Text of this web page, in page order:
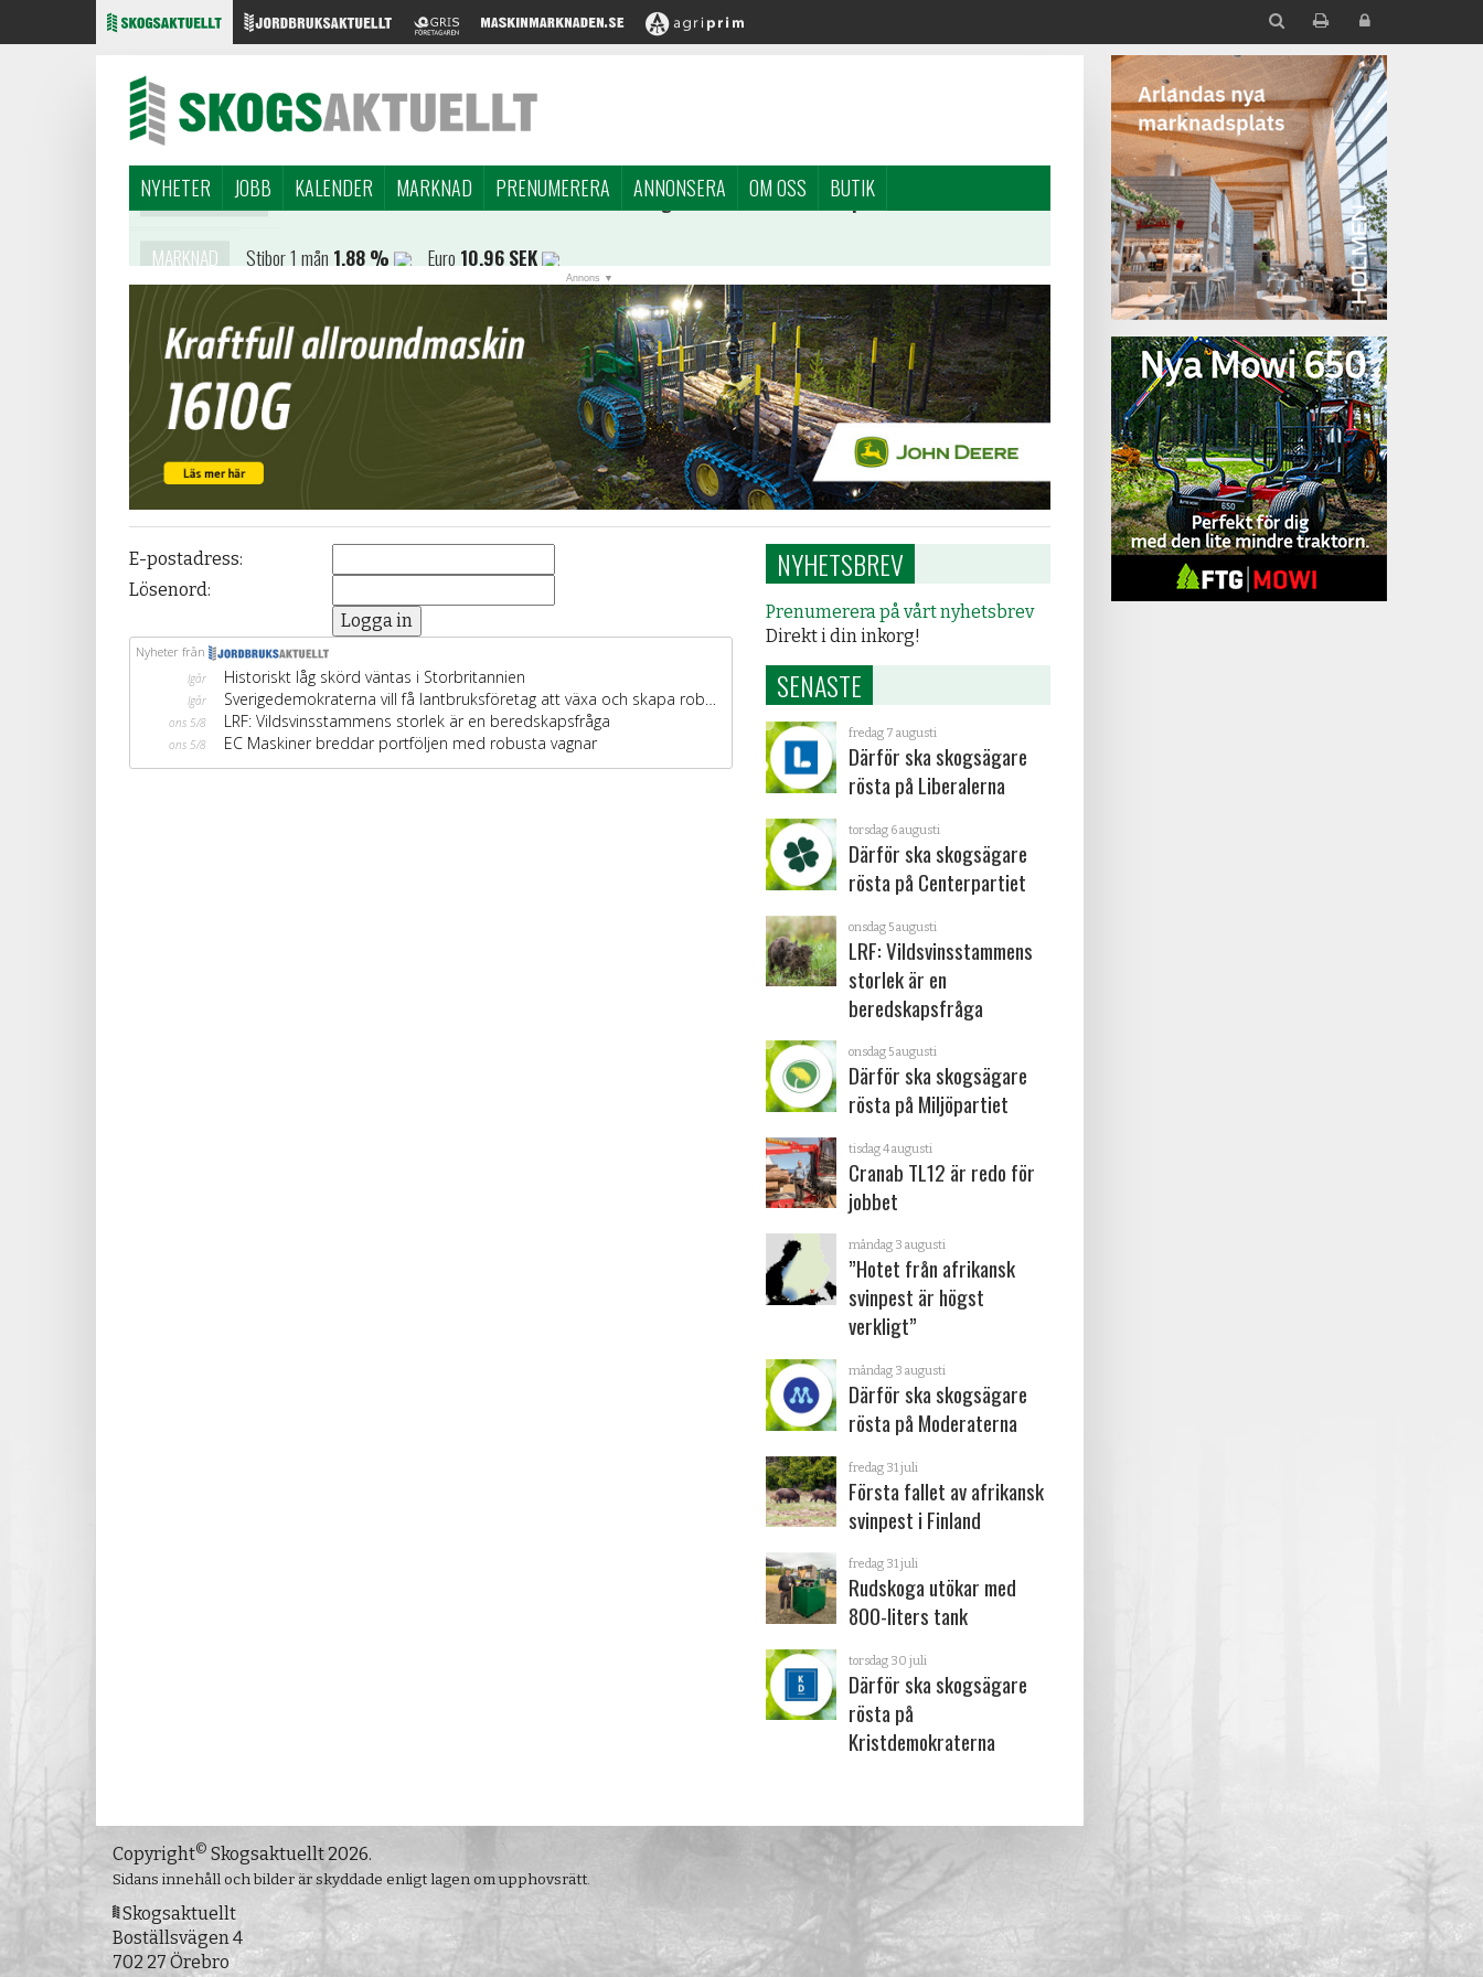
NYHETER JOBB KALENDER MARKNAD PRENUMERERA ANNONSERA OM OSS
BUTIK
E-postadress:
Lösenord:
NYHETSBREV
Prenumerera på vårt nyhetsbrev
Direkt i din inkorg!
SENASTE
fredag 7 augusti
Därför ska skogsägare
rösta på Liberalerna
torsdag 6 augusti
Därför ska skogsägare
rösta på Centerpartiet
onsdag 5 augusti
LRF: Vildsvinsstammens
storlek är en
beredskapsfråga
onsdag 5 augusti
Därför ska skogsägare
rösta på Miljöpartiet
tisdag 4 augusti
Cranab TL12 är redo för
jobbet
måndag 3 augusti
”Hotet från afrikansk
svinpest är högst
verkligt”
måndag 3 augusti
Därför ska skogsägare
rösta på Moderaterna
fredag 31 juli
Första fallet av afrikansk
svinpest i Finland
fredag 31 juli
Rudskoga utökar med
800-liters tank
torsdag 30 juli
Därför ska skogsägare
rösta på
Kristdemokraterna
Copyright© Skogsaktuellt 2026.
Sidans innehåll och bilder är skyddade enligt lagen om upphovsrätt.
Skogsaktuellt
Boställsvägen 4
702 27 Örebro